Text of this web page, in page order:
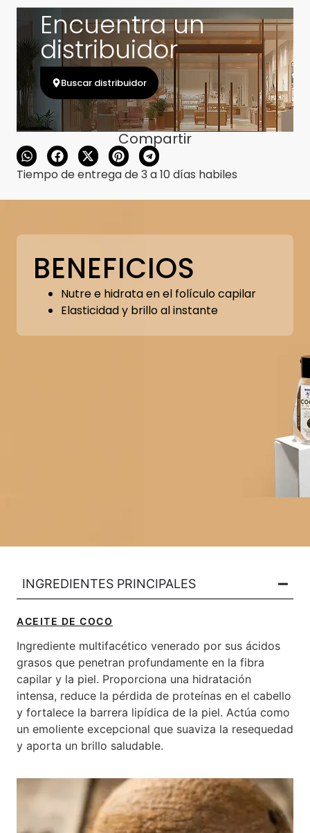
Encuentra un
distribuidor
Buscar distribuidor
Compartir
Tiempo de entrega de 3 a 10 días habiles
BENEFICIOS
Nutre e hidrata en el folículo capilar
Elasticidad y brillo al instante
INGREDIENTES PRINCIPALES​
ACEITE DE COCO
Ingrediente multifacético venerado por sus ácidos
grasos que penetran profundamente en la fibra
capilar y la piel. Proporciona una hidratación
intensa, reduce la pérdida de proteínas en el cabello
y fortalece la barrera lipídica de la piel. Actúa como
un emoliente excepcional que suaviza la resequedad
y aporta un brillo saludable.